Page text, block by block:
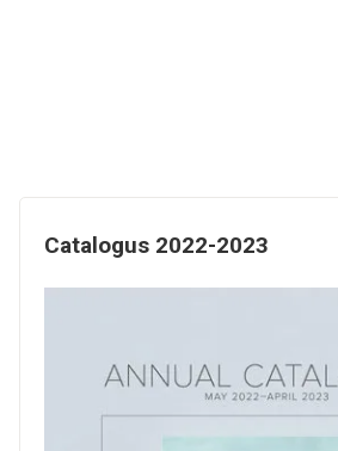
Catalogus 2022-2023